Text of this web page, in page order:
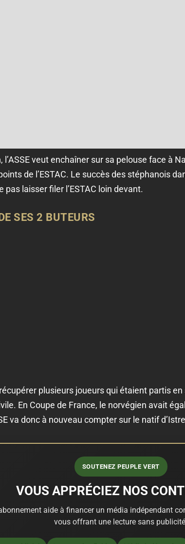
veut enchaîner sur sa pelouse face à
de l’ESTAC. Le succès des stéphanois
laisser filer l’ESTAC loin devant.
SES 2 BUTEURS
plusieurs joueurs qui étaient partis
En Coupe de France, le norvégien avait
va donc à nouveau compter sur le natif
SOUTENEZ PEUPLE VERT
VOUS APPRÉCIEZ NOS
aide à financer un média indépendant
vous offrant une lecture sans